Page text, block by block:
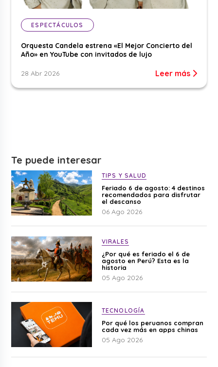
ESPECTÁCULOS
Orquesta Candela estrena «El Mejor Concierto del
Año» en YouTube con invitados de lujo
28 Abr 2026 Leer más
Te puede interesar
TIPS Y SALUD
Feriado 6 de agosto: 4 destinos
recomendados para disfrutar
el descanso
06 Ago 2026
VIRALES
¿Por qué es feriado el 6 de
agosto en Perú? Esta es la
historia
05 Ago 2026
TECNOLOGÍA
Por qué los peruanos compran
cada vez más en apps chinas
05 Ago 2026